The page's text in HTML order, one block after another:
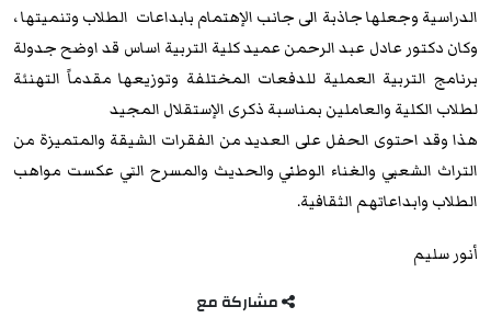
الدراسية وجعلها جاذبة الى جانب الإهتمام بابداعات الطلاب وتنميتها ،
وكان دكتور عادل عبد الرحمن عميد كلية التربية اساس قد اوضح جدولة
برنامج التربية العملية للدفعات المختلفة وتوزيعها مقدماً التهنئة
لطلاب الكلية والعاملين بمناسبة ذكرى الإستقلال المجيد
هذا وقد احتوى الحفل على العديد من الفقرات الشيقة والمتميزة من
التراث الشعبي والغناء الوطني والحديث والمسرح التي عكست مواهب
الطلاب وابداعاتهم الثقافية.
أنور سليم
مشاركة مع